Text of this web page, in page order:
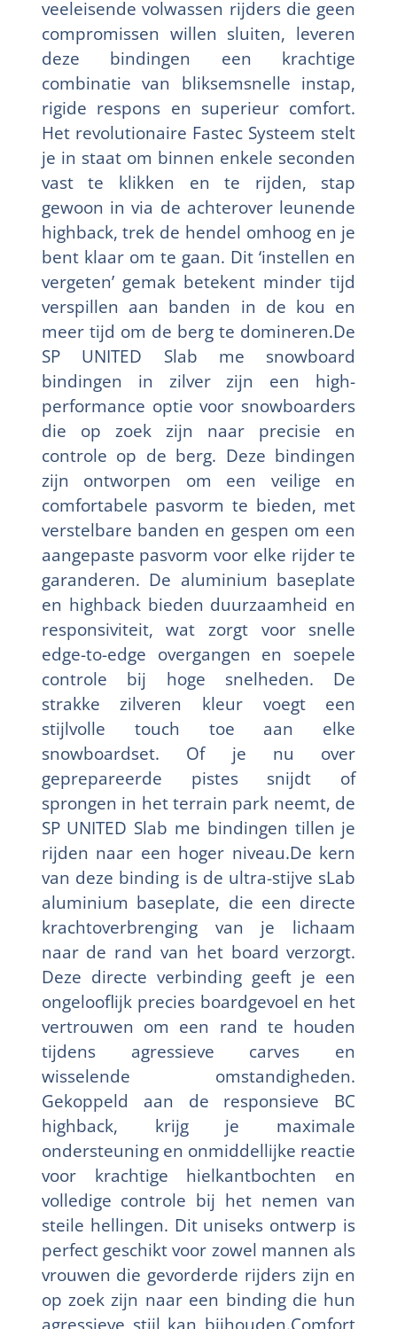
veeleisende volwassen rijders die geen
compromissen willen sluiten, leveren
deze bindingen een krachtige
combinatie van bliksemsnelle instap,
rigide respons en superieur comfort.
Het revolutionaire Fastec Systeem stelt
je in staat om binnen enkele seconden
vast te klikken en te rijden, stap
gewoon in via de achterover leunende
highback, trek de hendel omhoog en je
bent klaar om te gaan. Dit ‘instellen en
vergeten’ gemak betekent minder tijd
verspillen aan banden in de kou en
meer tijd om de berg te domineren.De
SP UNITED Slab me snowboard
bindingen in zilver zijn een high-
performance optie voor snowboarders
die op zoek zijn naar precisie en
controle op de berg. Deze bindingen
zijn ontworpen om een veilige en
comfortabele pasvorm te bieden, met
verstelbare banden en gespen om een
aangepaste pasvorm voor elke rijder te
garanderen. De aluminium baseplate
en highback bieden duurzaamheid en
responsiviteit, wat zorgt voor snelle
edge-to-edge overgangen en soepele
controle bij hoge snelheden. De
strakke zilveren kleur voegt een
stijlvolle touch toe aan elke
snowboardset. Of je nu over
geprepareerde pistes snijdt of
sprongen in het terrain park neemt, de
SP UNITED Slab me bindingen tillen je
rijden naar een hoger niveau.De kern
van deze binding is de ultra-stijve sLab
aluminium baseplate, die een directe
krachtoverbrenging van je lichaam
naar de rand van het board verzorgt.
Deze directe verbinding geeft je een
ongelooflijk precies boardgevoel en het
vertrouwen om een rand te houden
tijdens agressieve carves en
wisselende omstandigheden.
Gekoppeld aan de responsieve BC
highback, krijg je maximale
ondersteuning en onmiddellijke reactie
voor krachtige hielkantbochten en
volledige controle bij het nemen van
steile hellingen. Dit uniseks ontwerp is
perfect geschikt voor zowel mannen als
vrouwen die gevorderde rijders zijn en
op zoek zijn naar een binding die hun